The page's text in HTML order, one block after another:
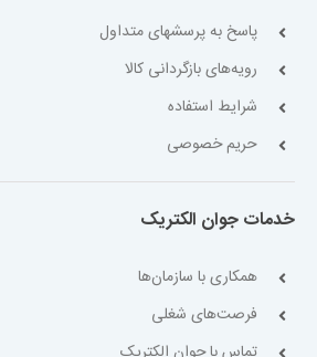
پاسخ به پرسشهای متداول
رویه‌های بازگردانی کالا
شرایط استفاده
حریم خصوصی
خدمات جوان الکتریک
همکاری با سازمان‌ها
فرصت‌های شغلی